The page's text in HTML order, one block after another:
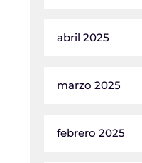
abril 2025
marzo 2025
febrero 2025